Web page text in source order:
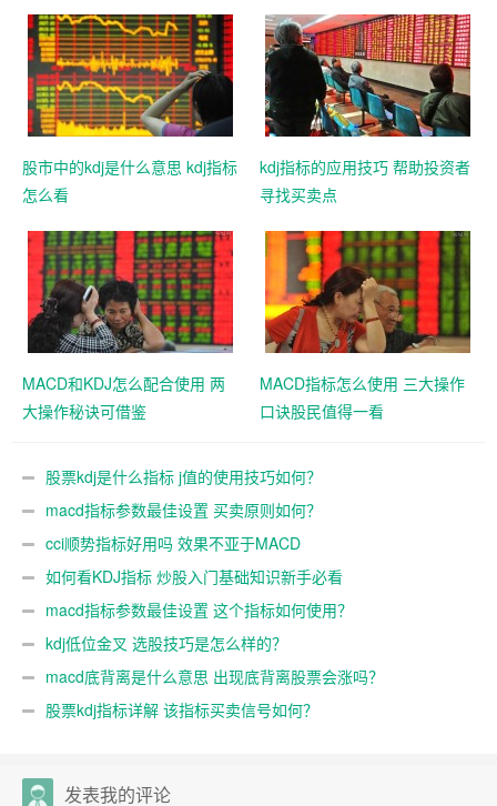
股市中的kdj是什么意思 kdj指标
怎么看
kdj指标的应用技巧 帮助投资者
寻找买卖点
MACD和KDJ怎么配合使用 两
大操作秘诀可借鉴
MACD指标怎么使用 三大操作
口诀股民值得一看
股票kdj是什么指标 j值的使用技巧如何？
macd指标参数最佳设置 买卖原则如何？
cci顺势指标好用吗 效果不亚于MACD
如何看KDJ指标 炒股入门基础知识新手必看
macd指标参数最佳设置 这个指标如何使用？
kdj低位金叉 选股技巧是怎么样的？
macd底背离是什么意思 出现底背离股票会涨吗？
股票kdj指标详解 该指标买卖信号如何？
发表我的评论